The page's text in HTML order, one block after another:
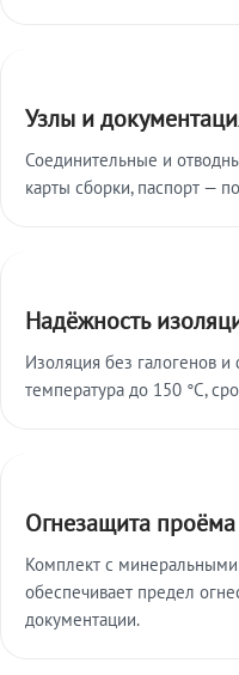
Узлы и
Соединительные и
карты сборки, паспорт —
Надёжность
Изоляция без галогенов
температура до 150 °C,
Огнезащита проёма
Комплект с
обеспечивает предел
документации.